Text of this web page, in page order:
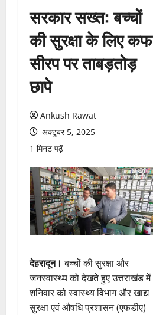
सरकार सख्त: बच्चों
की सुरक्षा के लिए कफ
सीरप पर ताबड़तोड़
छापे
Ankush Rawat
अक्टूबर 5, 2025
1 मिनट पढ़ें
देहरादून। बच्चों की सुरक्षा और
जनस्वास्थ्य को देखते हुए उत्तराखंड में
शनिवार को स्वास्थ्य विभाग और खाद्य
सुरक्षा एवं औषधि प्रशासन (एफडीए)